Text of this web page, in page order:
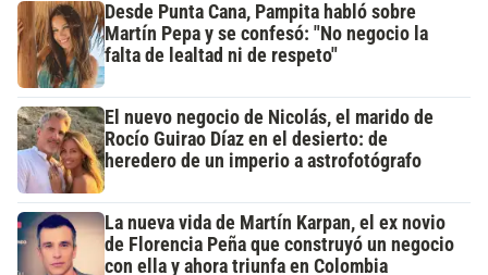
Desde Punta Cana, Pampita habló sobre
Martín Pepa y se confesó: "No negocio la
falta de lealtad ni de respeto"
El nuevo negocio de Nicolás, el marido de
Rocío Guirao Díaz en el desierto: de
heredero de un imperio a astrofotógrafo
La nueva vida de Martín Karpan, el ex novio
de Florencia Peña que construyó un negocio
con ella y ahora triunfa en Colombia